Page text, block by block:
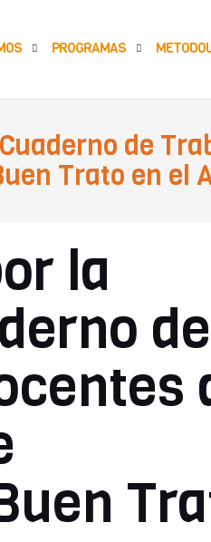
PROGRAMAS
de
Trato en el
la
de